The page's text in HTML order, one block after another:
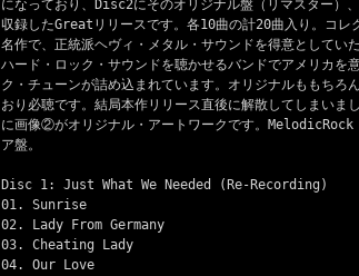
になっており、Disc2にそのオリジナル盤（リマスター）
収録したGreatリリースです。各10曲の計20曲入り。コレ
名作で、正統派ヘヴィ・メタル・サウンドを得意としてい
ハード・ロック・サウンドを聴かせるバンドでアメリカを
ク・チューンが詰め込まれています。オリジナルももちろ
おり必聴です。結局本作リリース直後に解散してしまい
に画像②がオリジナル・アートワークです。
ア盤。
Disc 1: Just What We Needed (Re-Recording)
01. Sunrise
02. Lady From Germany
03. Cheating Lady
04. Our Love